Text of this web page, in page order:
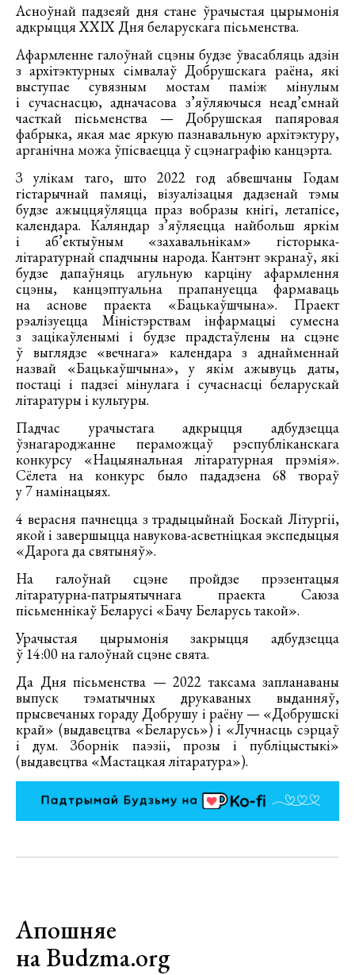
Асноўнай падзеяй дня стане ўрачыстая цырымонія
адкрыцця XXIX Дня беларускага пісьменства.
Афармленне галоўнай сцэны будзе ўвасабляць адзін
з архітэктурных сімвалаў Добрушскага раёна, які
выступае сувязным мостам паміж мінулым
і сучаснасцю, адначасова з’яўляючыся неад’емнай
часткай пісьменства — Добрушская папяровая
фабрыка, якая мае яркую пазнавальную архітэктуру,
арганічна можа ўпісваецца ў сцэнаграфію канцэрта.
З улікам таго, што 2022 год абвешчаны Годам
гістарычнай памяці, візуалізацыя дадзенай тэмы
будзе ажыццяўляцца праз вобразы кнігі, летапісе,
календара. Каляндар з’яўляецца найбольш яркім
і аб’ектыўным «захавальнікам» гісторыка-
літаратурнай спадчыны народа. Кантэнт экранаў, які
будзе дапаўняць агульную карціну афармлення
сцэны, канцэптуальна прапануецца фармаваць
на аснове праекта «Бацькаўшчына». Праект
рэалізуецца Міністэрствам інфармацыі сумесна
з зацікаўленымі і будзе прадстаўлены на сцэне
ў выглядзе «вечнага» календара з аднайменнай
назвай «Бацькаўшчына», у якім ажывуць даты,
постаці і падзеі мінулага і сучаснасці беларускай
літаратуры і культуры.
Падчас урачыстага адкрыцця адбудзецца
ўзнагароджанне пераможцаў рэспубліканскага
конкурсу «Нацыянальная літаратурная прэмія».
Сёлета на конкурс было пададзена 68 твораў
у 7 намінацыях.
4 верасня пачнецца з традыцыйнай Боскай Літургіі,
якой і завершыцца навукова-асветніцкая экспедыцыя
«Дарога да святыняў».
На галоўнай сцэне пройдзе прэзентацыя
літаратурна-патрыятычнага праекта Саюза
пісьменнікаў Беларусі «Бачу Беларусь такой».
Урачыстая цырымонія закрыцця адбудзецца
ў 14:00 на галоўнай сцэне свята.
Да Дня пісьменства — 2022 таксама запланаваны
выпуск тэматычных друкаваных выданняў,
прысвечаных гораду Добрушу і раёну — «Добрушскі
край» (выдавецтва «Беларусь») і «Лучнасць сэрцаў
і дум. Зборнік паэзіі, прозы і публіцыстыкі»
(выдавецтва «Мастацкая літаратура»).
Апошняе
на Budzma.org